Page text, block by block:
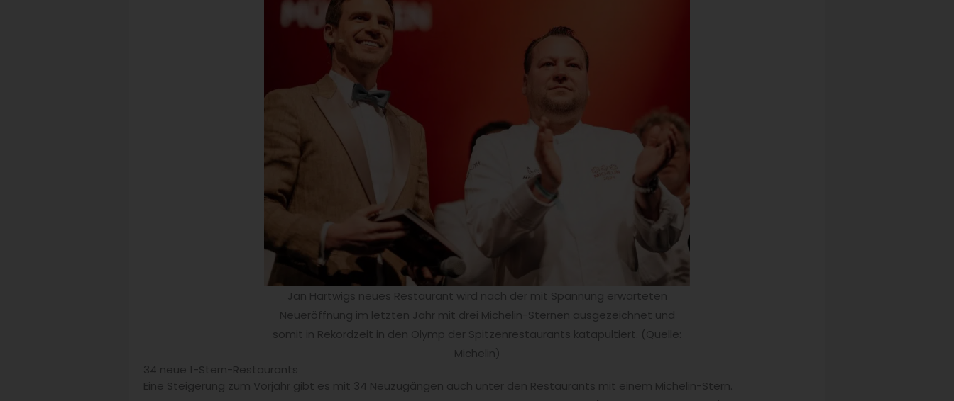
Jan Hartwigs neues Restaurant wird nach der mit Spannung erwarteten
Neueröffnung im letzten Jahr mit drei Michelin-Sternen ausgezeichnet und
somit in Rekordzeit in den Olymp der Spitzenrestaurants katapultiert. (Quelle:
Michelin)
34 neue 1-Stern-Restaurants
Eine Steigerung zum Vorjahr gibt es mit 34 Neuzugängen auch unter den Restaurants mit einem Michelin-Stern.